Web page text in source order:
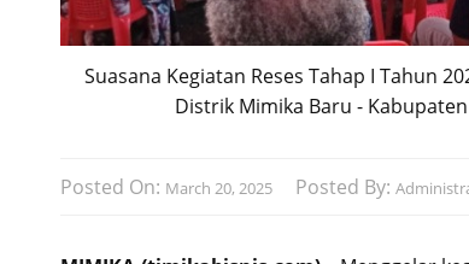
Suasana Kegiatan Reses Tahap I Tahun
Distrik Mimika Baru -
Posted On: March 20, 2025 Posted By: